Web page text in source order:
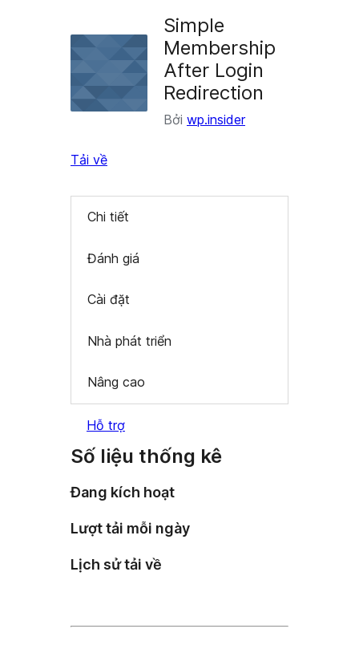
Simple
Membership
After Login
Redirection
Bởi wp.insider
Tải về
Chi tiết
Đánh giá
Cài đặt
Nhà phát triển
Nâng cao
Hỗ trợ
Số liệu thống kê
Đang kích hoạt
Lượt tải mỗi ngày
Lịch sử tải về